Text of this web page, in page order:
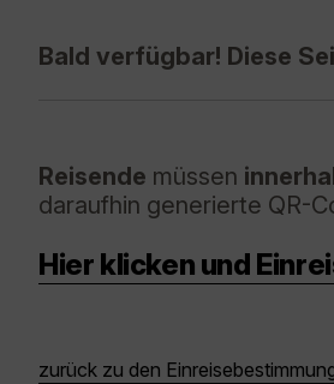
Bald verfügbar! Diese
Reisende müssen
daraufhin generierte QR-
Hier klicken und
zurück zu den